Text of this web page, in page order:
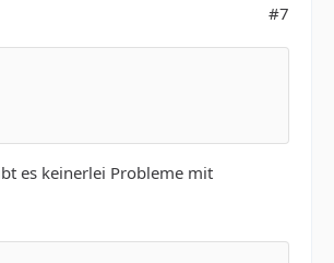
#7
es keinerlei Probleme mit